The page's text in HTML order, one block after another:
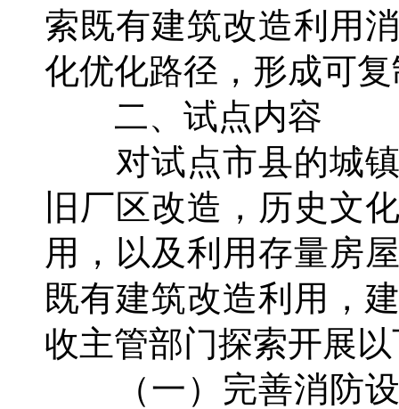
索既有建筑改造利用
化优化路径，形成可
二、试点内容
对试点市县的城镇
旧厂区改造，历史文
用，以及利用存量房
既有建筑改造利用，
收主管部门探索开展
（一）完善消防设